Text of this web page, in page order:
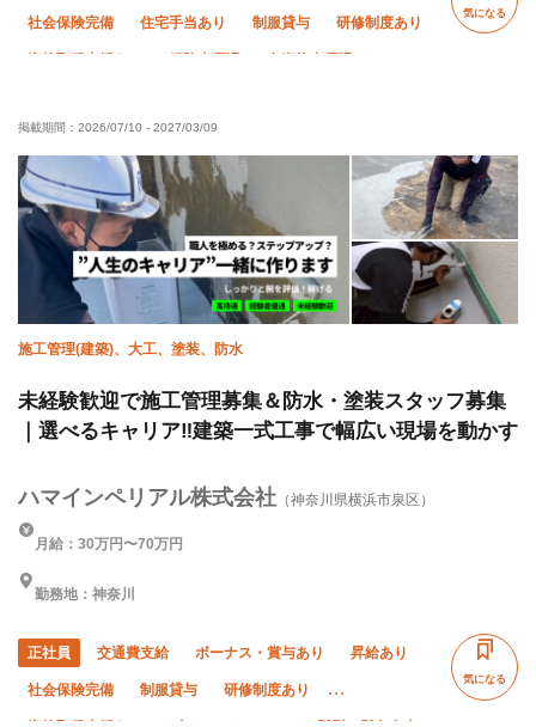
社会保険完備 住宅手当あり 制服貸与 研修制度あり
残業月20時間以下 直帰・直行OK
完全週休二日制 夏季休暇
車・バイク通勤OK
気になる
掲載期間： 2026/07/10 - 2027/03/09
施工管理(建築)、大工、塗装、防水
未経験歓迎で施工管理募集＆防水・塗装スタッフ募集
｜選べるキャリア‼︎建築一式工事で幅広い現場を動かす
ハマインペリアル株式会社 （神奈川県横浜市泉区）
月給：30万円〜70万円
勤務地：神奈川
正社員 交通費支給 ボーナス・賞与あり 昇給あり
社会保険完備 制服貸与 研修制度あり
気になる